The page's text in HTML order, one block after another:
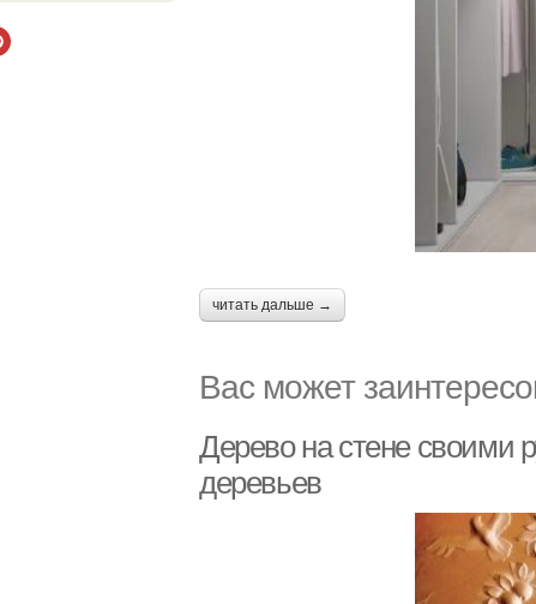
читать дальше →
Вас может
Дерево на стене своими
деревьев